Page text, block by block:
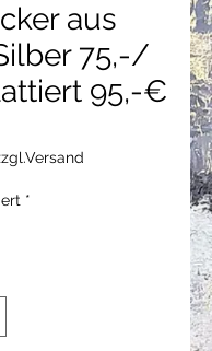
aus
75,-/
95,-€
*